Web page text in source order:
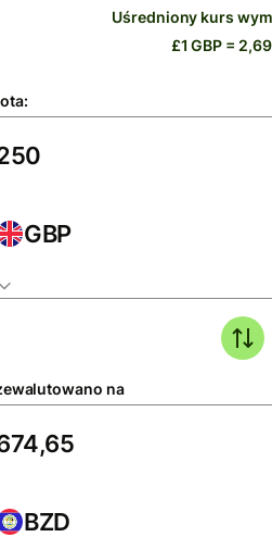
Uśredniony kurs
£1 GBP =
GBP
na
BZD